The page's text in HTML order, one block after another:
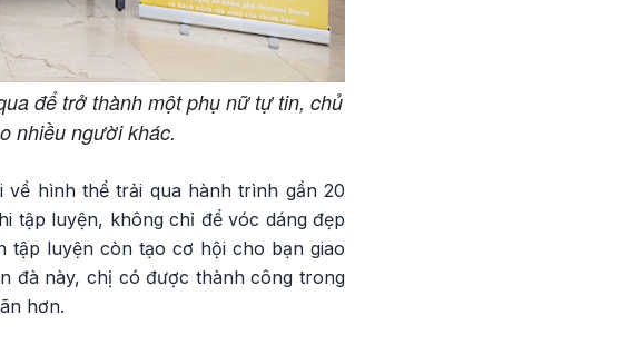
để trở thành một phụ nữ tự tin, chủ
nhiều người khác.
hình thể trải qua hành trình gần 20
tập luyện, không chỉ để vóc dáng đẹp
tập luyện còn tạo cơ hội cho bạn giao
đà này, chị có được thành công trong
hơn.